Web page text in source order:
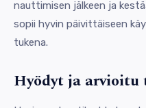
nauttimisen jälkeen ja
sopii hyvin päivittäiseen
tukena.
Hyödyt ja arvioitu